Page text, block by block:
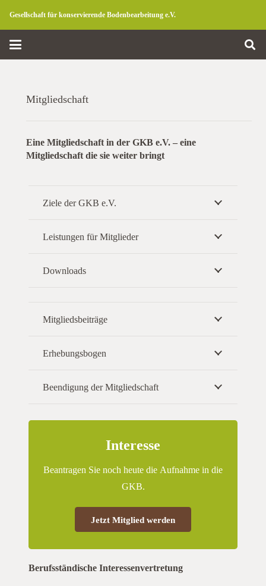
Gesellschaft für konservierende Bodenbearbeitung e.V.
Mitgliedschaft
Eine Mitgliedschaft in der GKB e.V. – eine
Mitgliedschaft die sie weiter bringt
Ziele der GKB e.V.
Leistungen für Mitglieder
Downloads
Mitgliedsbeiträge
Erhebungsbogen
Beendigung der Mitgliedschaft
Interesse
Beantragen Sie noch heute die Aufnahme in die
GKB.
Jetzt Mitglied werden
Berufsständische Interessenvertretung